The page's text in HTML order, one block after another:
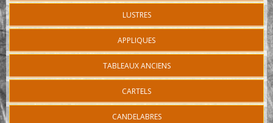
LUSTRES
APPLIQUES
TABLEAUX ANCIENS
CARTELS
CANDELABRES